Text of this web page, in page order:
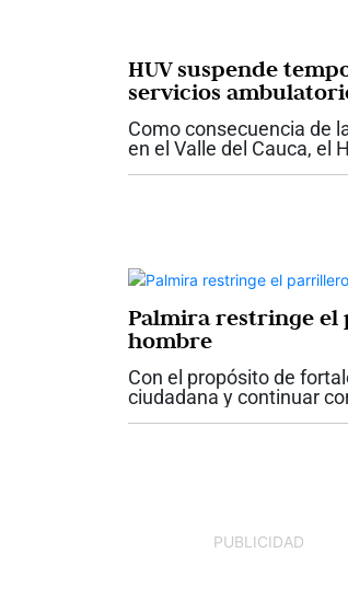
HUV suspende
servicios
Como consecuencia de
en el Valle del Cauca, el
Palmira restringe
hombre
Con el propósito de
ciudadana y continuar
los índices de
PUBLICIDAD